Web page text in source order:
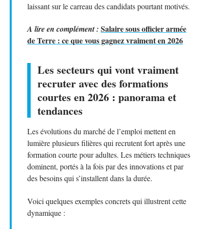
laissant sur le carreau des candidats pourtant motivés.
A lire en complément : Salaire sous officier armée
de Terre : ce que vous gagnez vraiment en 2026
Les secteurs qui vont vraiment
recruter avec des formations
courtes en 2026 : panorama et
tendances
Les évolutions du marché de l’emploi mettent en
lumière plusieurs filières qui recrutent fort après une
formation courte pour adultes. Les métiers techniques
dominent, portés à la fois par des innovations et par
des besoins qui s’installent dans la durée.
Voici quelques exemples concrets qui illustrent cette
dynamique :